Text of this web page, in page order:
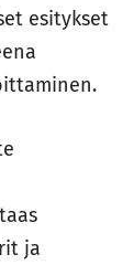
esitykset
ja